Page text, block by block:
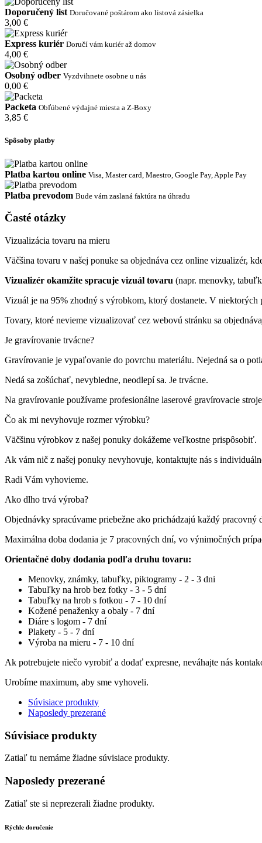
Doporučený list Doručované poštárom ako listová zásielka
3,00 €
Express kuriér Doručí vám kuriér až domov
4,00 €
Osobný odber Vyzdvihnete osobne u nás
0,00 €
Packeta Obľúbené výdajné miesta a Z-Boxy
3,85 €
Spôsoby platby
Platba kartou online Visa, Master card, Maestro, Google Pay, Apple Pay
Platba prevodom Bude vám zaslaná faktúra na úhradu
Časté otázky
Vizualizácia tovaru na mieru
Väčšina tovaru v našej ponuke sa objednáva cez online vizualizér,
Vizualizér okamžite spracuje vizuál tovaru (napr. menovky,
Vizuál je na 95% zhodný s výrobkom, ktorý dostanete. V
Tovary, ktoré nevieme vizualizovať cez webovú stránku sa
Je gravírovanie trvácne?
Gravírovanie je vypaľovanie do povrchu materiálu. Nejedná sa o
Nedá sa zošúchať, nevybledne, neodlepí sa. Je trvácne.
Na gravírovanie používame profesionálne laserové gravírovacie
Čo ak mi nevyhovuje rozmer výrobku?
Väčšinu výrobkov z našej ponuky dokážeme veľkostne prispôsobiť.
Ak vám nič z našej ponuky nevyhovuje, kontaktujte nás s
Radi Vám vyhovieme.
Ako dlho trvá výroba?
Objednávky spracúvame priebežne ako prichádzajú každý pracovný
Maximálna doba dodania je 7 pracovných dní, vo výnimočných
Orientačné doby dodania podľa druhu tovaru:
Menovky, známky, tabuľky, piktogramy - 2 - 3 dni
Tabuľky na hrob bez fotky - 3 - 5 dní
Tabuľky na hrob s fotkou - 7 - 10 dní
Kožené penaženky a obaly - 7 dní
Diáre s logom - 7 dní
Plakety - 5 - 7 dní
Výroba na mieru - 7 - 10 dní
Ak potrebujete niečo vyrobiť a dodať expresne, neváhajte nás
Urobíme maximum, aby sme vyhoveli.
Súvisiace produkty
Naposledy prezerané
Súvisiace produkty
Zatiaľ tu nemáme žiadne súvisiace produkty.
Naposledy prezerané
Zatiaľ ste si neprezerali žiadne produkty.
Rýchle doručenie